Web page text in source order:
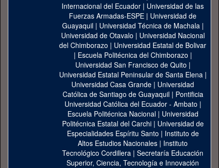
Internacional del Ecuador | Universidad de las
Fuerzas Armadas-ESPE | Universidad de
Guayaquil| Universidad Técnica de Machala|
Universidad de Otavalo | Universidad Nacional
del Chimborazo | Universidad Estatal de Bolivar
| Escuela Politécnica del Chimborazo |
Universidad San Francisco de Quito |
Universidad Estatal Peninsular de Santa Elena|
Universidad Casa Grande | Universidad
Católica de Santiago de Guayaquil| Pontificia
Universidad Católica del Ecuador - Ambato |
Escuela Politécnica Nacional| Universidad
Politécnica Estatal del Carchi| Universidad de
Especialidades Espíritu Santo | Instituto de
Altos Estudios Nacionales | Instituto
Tecnológico Cordillera | Secretaría Educación
Superior, Ciencia, Tecnología e Innovación